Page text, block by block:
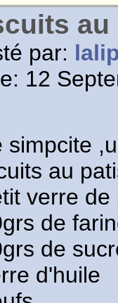
au
par:
12
simpcite
au
verre de
de
de
d'huile